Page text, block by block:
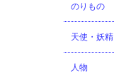
のりもの
天使・妖精
人物